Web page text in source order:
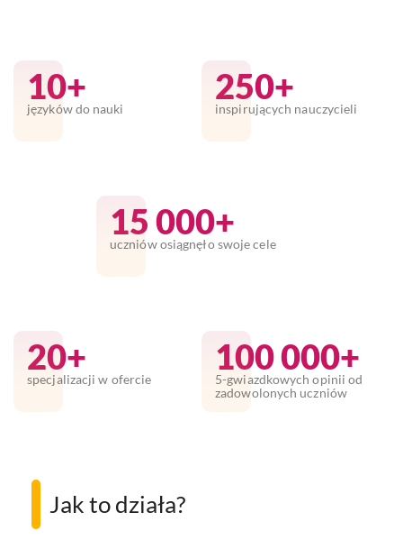
10+
języków do nauki
250+
inspirujących nauczycieli
15 000+
uczniów osiągnęło swoje cele
20+
specjalizacji w ofercie
100 000+
5-gwiazdkowych opinii od
zadowolonych uczniów
Jak to działa?